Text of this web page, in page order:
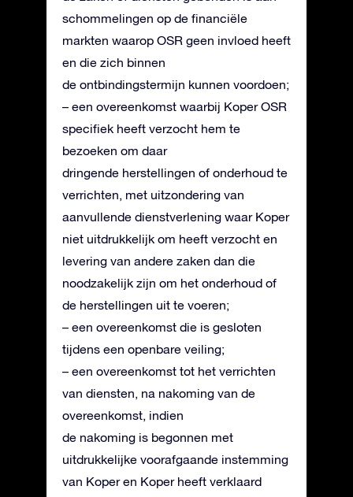
schommelingen op de financiële
markten waarop OSR geen invloed heeft
en die zich binnen
de ontbindingstermijn kunnen voordoen;
– een overeenkomst waarbij Koper OSR
specifiek heeft verzocht hem te
bezoeken om daar
dringende herstellingen of onderhoud te
verrichten, met uitzondering van
aanvullende dienstverlening waar Koper
niet uitdrukkelijk om heeft verzocht en
levering van andere zaken dan die
noodzakelijk zijn om het onderhoud of
de herstellingen uit te voeren;
– een overeenkomst die is gesloten
tijdens een openbare veiling;
– een overeenkomst tot het verrichten
van diensten, na nakoming van de
overeenkomst, indien
de nakoming is begonnen met
uitdrukkelijke voorafgaande instemming
van Koper en Koper heeft verklaard